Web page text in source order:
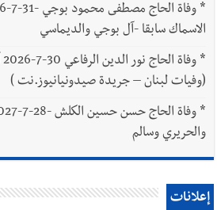
*
الاسماك سابقا -آل بوجي والديماسي
*
(وفيات لبنان – جريدة صيدونيانيوز.نت )
*
والحريري وسالم
إعلانات